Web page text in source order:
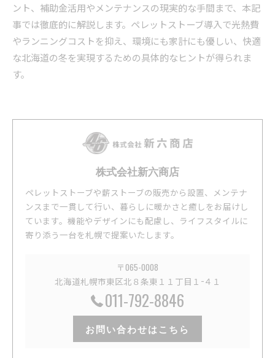
ント、補助金活用やメンテナンスの現実的な手間まで、本記
事では徹底的に解説します。ペレットストーブ導入で光熱費
やランニングコストを抑え、環境にも家計にも優しい、快適
な北海道の冬を実現するための具体的なヒントが得られま
す。
株式会社新六商店
ペレットストーブや薪ストーブの販売から設置、メンテナ
ンスまで一貫して行い、暮らしに暖かさと癒しをお届けし
ています。機能やデザインにも配慮し、ライフスタイルに
寄り添う一台を札幌で提案いたします。
〒065-0008
北海道札幌市東区北８条東１１丁目１−４１
011-792-8846
お問い合わせはこちら